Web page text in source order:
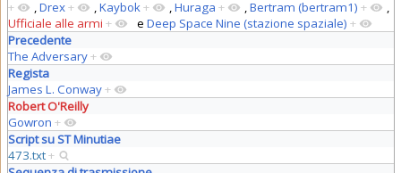
+
,Drex+ ,Kaybok+ ,Huraga + ,Bertram (bertram1) +
,
Ufficiale alle armi + e Deep Space Nine (stazione spaziale) +
Precedente
The Adversary+
Regista
James L. Conway+
Robert O'Reilly
Gowron +
Script su ST Minutiae
473.txt+